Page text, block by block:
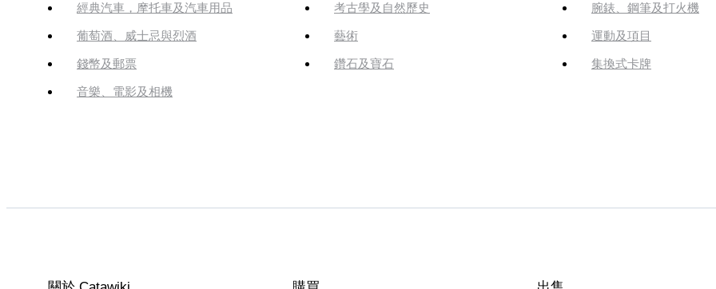
經典汽車，摩托車及汽車用品 考古學及自然歷史 腕錶、鋼筆及打火機
葡萄酒、威士忌與烈酒 藝術 運動及項目
錢幣及郵票 鑽石及寶石 集換式卡牌
音樂、電影及相機